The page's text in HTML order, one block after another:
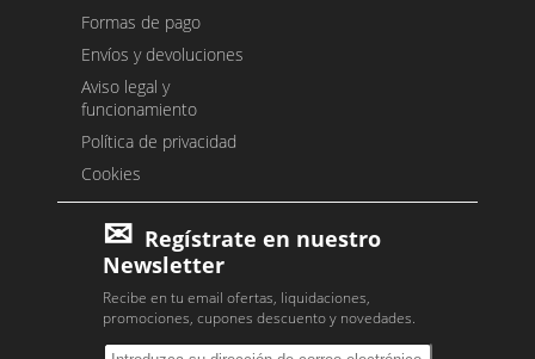
Formas de pago
Envíos y devoluciones
Aviso legal y
funcionamiento
Política de privacidad
Cookies
Regístrate en nuestro
Newsletter
Recibe en tu email ofertas, liquidaciones,
promociones, cupones descuento y novedades.